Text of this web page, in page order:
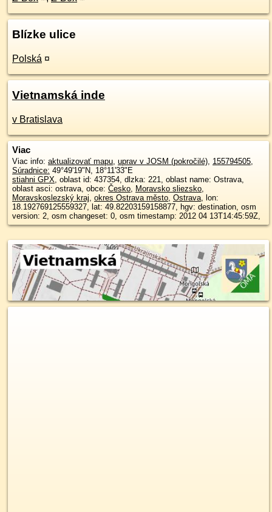
Blízke ulice
Polská ¤
Vietnamská inde
v Bratislava
Viac
Viac info: aktualizovať mapu, uprav v JOSM (pokročilé), 155794505,
Súradnice: 49°49'19"N, 18°11'33"E
stiahni GPX, oblast id: 437354, dlzka: 221, oblast name: Ostrava,
oblast asci: ostrava, obce: Česko, Moravsko sliezsko,
Moravskoslezský kraj, okres Ostrava město, Ostrava, lon:
18.192769125559327, lat: 49.82203159158877, hgv: destination, osm
version: 2, osm changeset: 0, osm timestamp: 2012 04 13T14:45:59Z,